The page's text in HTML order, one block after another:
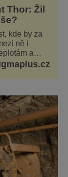
Thor: Žil
kde by za
ně i
a
ukrývat